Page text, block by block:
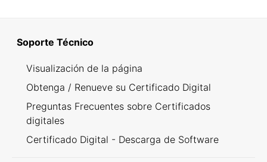
Soporte Técnico
Visualización de la página
Obtenga / Renueve su Certificado Digital
Preguntas Frecuentes sobre Certificados
digitales
Certificado Digital - Descarga de Software